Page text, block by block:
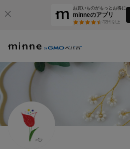
お買いものがもっとお得に
minneのアプリ
3万件以上